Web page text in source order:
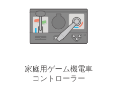
家庭用ゲーム機電車
コントローラー